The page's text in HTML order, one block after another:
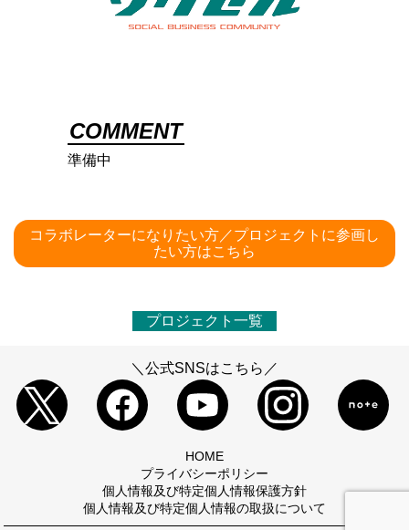
COMMENT
準備中
コラボレーターになりたい方／プロジェクトに参画し
たい方はこちら
プロジェクト一覧
＼公式SNSはこちら／
HOME
プライバシーポリシー
個人情報及び特定個人情報保護方針
個人情報及び特定個人情報の取扱について